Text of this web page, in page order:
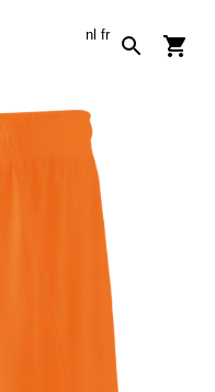
nl fr